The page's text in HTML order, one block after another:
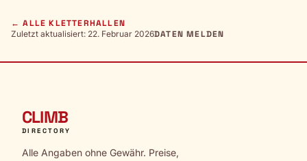
← ALLE KLETTERHALLEN
Zuletzt aktualisiert: 22. Februar 2026DATEN MELDEN
CLIMB
DIRECTORY
Alle Angaben ohne Gewähr. Preise,